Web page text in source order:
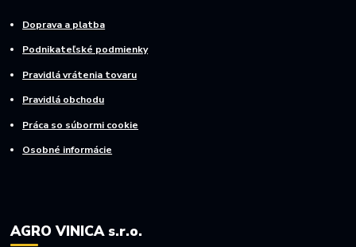
Doprava a platba
Podnikateľské podmienky
Pravidlá vrátenia tovaru
Pravidlá obchodu
Práca so súbormi cookie
Osobné informácie
AGRO VINICA s.r.o.